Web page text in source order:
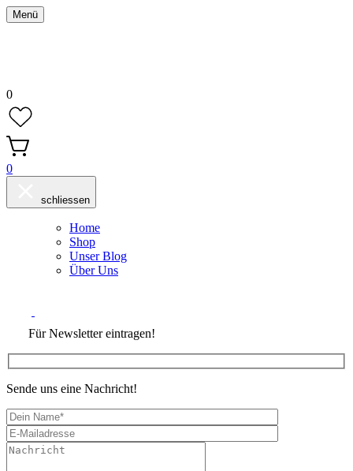
Menü
0
0
schliessen
Home
Shop
Unser Blog
Über Uns
Für Newsletter eintragen!
Sende uns eine Nachricht!